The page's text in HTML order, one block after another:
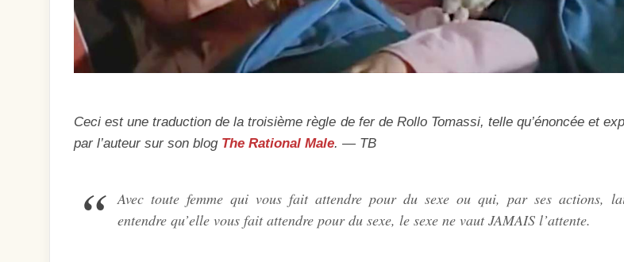
Ceci est une traduction de la troisième règle de fer de Rollo Tomassi, telle qu’énoncée et
par l’auteur sur son blog The Rational Male. — TB
Avec toute femme qui vous fait attendre pour du sexe ou qui, par ses actions,
entendre qu’elle vous fait attendre pour du sexe, le sexe ne vaut JAMAIS l’attente.